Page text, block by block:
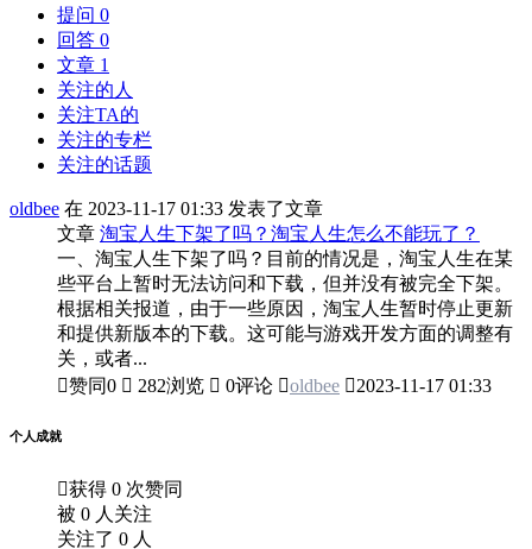
提问 0
回答 0
文章 1
关注的人
关注TA的
关注的专栏
关注的话题
oldbee 在 2023-11-17 01:33 发表了文章
文章 淘宝人生下架了吗？淘宝人生怎么不能玩了？
一、淘宝人生下架了吗？目前的情况是，淘宝人生在某
些平台上暂时无法访问和下载，但并没有被完全下架。
根据相关报道，由于一些原因，淘宝人生暂时停止更新
和提供新版本的下载。这可能与游戏开发方面的调整有
关，或者...
赞同0  282浏览  0评论 oldbee 2023-11-17 01:33
个人成就
获得 0 次赞同
被 0 人关注
关注了 0 人